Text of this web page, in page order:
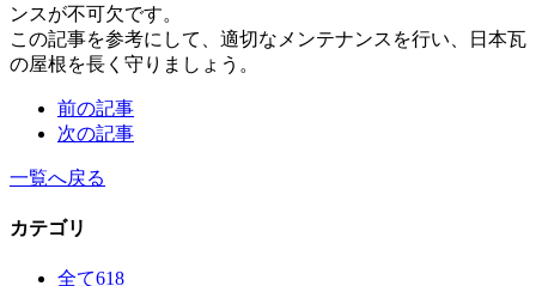
ンスが不可欠です。
この記事を参考にして、適切なメンテナンスを行い、日本瓦
の屋根を長く守りましょう。
前の記事
次の記事
一覧へ戻る
カテゴリ
全て618